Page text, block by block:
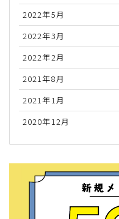
2022年5月
2022年3月
2022年2月
2021年8月
2021年1月
2020年12月